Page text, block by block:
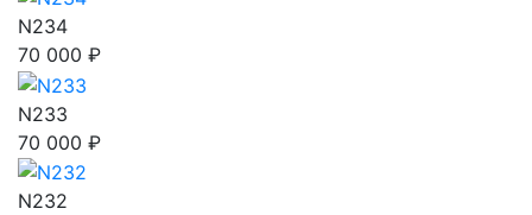
N234
70 000 ₽
N233
70 000 ₽
N232